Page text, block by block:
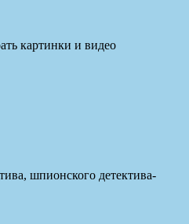
картинки и видео
шпионского детектива-